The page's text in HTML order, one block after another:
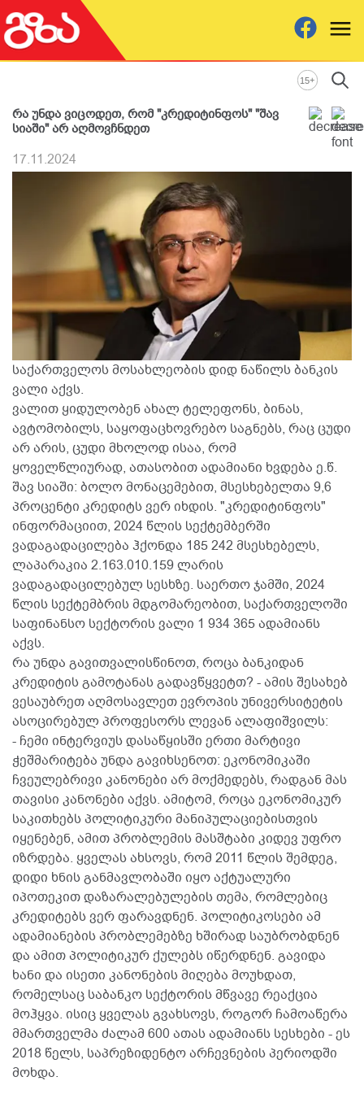
15+
რა უნდა ვიცოდეთ, რომ "კრედიტინფოს" "შავ
სიაში" არ აღმოვჩნდეთ
17.11.2024
საქართველოს მოსახლეობის დიდ ნაწილს ბანკის
ვალი აქვს.
ვალით ყიდულობენ ახალ ტელეფონს, ბინას,
ავტომობილს, საყოფაცხოვრებო საგნებს, რაც ცუდი
არ არის, ცუდი მხოლოდ ისაა, რომ
ყოველწლიურად, ათასობით ადამიანი ხვდება ე.წ.
შავ სიაში: ბოლო მონაცემებით, მსესხებელთა 9,6
პროცენტი კრედიტს ვერ იხდის. "კრედიტინფოს"
ინფორმაციით, 2024 წლის სექტემბერში
ვადაგადაცილება ჰქონდა 185 242 მსესხებელს,
ლაპარაკია 2.163.010.159 ლარის
ვადაგადაცილებულ სესხზე. საერთო ჯამში, 2024
წლის სექტემბრის მდგომარეობით, საქართველოში
საფინანსო სექტორის ვალი 1 934 365 ადამიანს
აქვს.
რა უნდა გავითვალისწინოთ, როცა ბანკიდან
კრედიტის გამოტანას გადავწყვეტთ? - ამის შესახებ
ვესაუბრეთ აღმოსავლეთ ევროპის უნივერსიტეტის
ასოცირებულ პროფესორს ლევან ალაფიშვილს:
- ჩემი ინტერვიუს დასაწყისში ერთი მარტივი
ჭეშმარიტება უნდა გავიხსენოთ: ეკონომიკაში
ჩვეულებრივი კანონები არ მოქმედებს, რადგან მას
თავისი კანონები აქვს. ამიტომ, როცა ეკონომიკურ
საკითხებს პოლიტიკური მანიპულაციებისთვის
იყენებენ, ამით პრობლემის მასშტაბი კიდევ უფრო
იზრდება. ყველას ახსოვს, რომ 2011 წლის შემდეგ,
დიდი ხნის განმავლობაში იყო აქტუალური
იპოთეკით დაზარალებულების თემა, რომლებიც
კრედიტებს ვერ ფარავდნენ. პოლიტიკოსები ამ
ადამიანების პრობლემებზე ხშირად საუბრობდნენ
და ამით პოლიტიკურ ქულებს იწერდნენ. გავიდა
ხანი და ისეთი კანონების მიღება მოუხდათ,
რომელსაც საბანკო სექტორის მწვავე რეაქცია
მოჰყვა. ისიც ყველას გვახსოვს, როგორ ჩამოაწერა
მმართველმა ძალამ 600 ათას ადამიანს სესხები - ეს
2018 წელს, საპრეზიდენტო არჩევნების პერიოდში
მოხდა.